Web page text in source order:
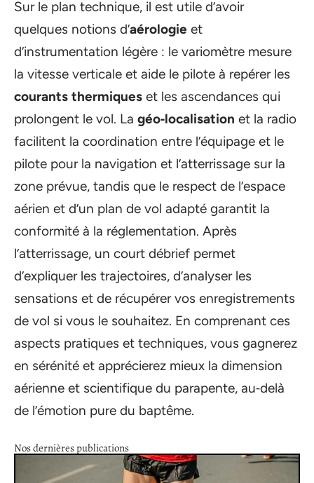
Sur le plan technique, il est utile d’avoir
quelques notions d’aérologie et
d’instrumentation légère : le variomètre mesure
la vitesse verticale et aide le pilote à repérer les
courants thermiques et les ascendances qui
prolongent le vol. La géo‑localisation et la radio
facilitent la coordination entre l’équipage et le
pilote pour la navigation et l’atterrissage sur la
zone prévue, tandis que le respect de l’espace
aérien et d’un plan de vol adapté garantit la
conformité à la réglementation. Après
l’atterrissage, un court débrief permet
d’expliquer les trajectoires, d’analyser les
sensations et de récupérer vos enregistrements
de vol si vous le souhaitez. En comprenant ces
aspects pratiques et techniques, vous gagnerez
en sérénité et apprécierez mieux la dimension
aérienne et scientifique du parapente, au‑delà
de l’émotion pure du baptême.
Nos dernières publications